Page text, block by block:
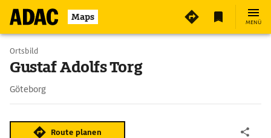
Maps MENÜ
Ortsbild
Gustaf Adolfs Torg
Göteborg
Route planen